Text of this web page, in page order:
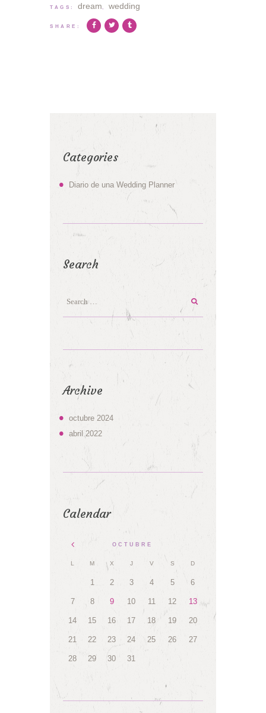
TAGS: dream wedding
SHARE:
Categories
Diario de una Wedding Planner
Search
Archive
octubre 2024
abril2022
Calendar
OCTUBRE
L M X J V S D
1 2 3 4 5 6
7 8 9 10 11 12 13
14 15 16 17 18 19 20
21 22 23 24 25 26 27
28 29 30 31